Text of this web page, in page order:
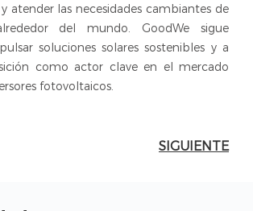
atender las necesidades cambiantes de
del mundo. GoodWe sigue
soluciones solares sostenibles y a
como actor clave en el mercado
fotovoltaicos.
SIGUIENTE